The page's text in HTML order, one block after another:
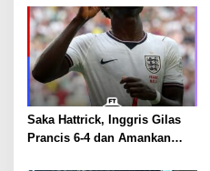
Saka Hattrick, Inggris Gilas
Prancis 6-4 dan Amankan